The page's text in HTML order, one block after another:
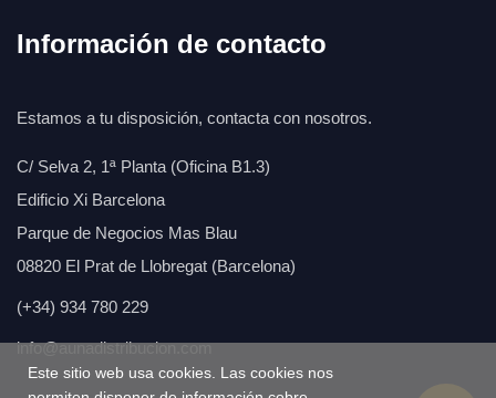
Información de contacto
Estamos a tu disposición, contacta con nosotros.
C/ Selva 2, 1ª Planta (Oficina B1.3)
Edificio Xi Barcelona
Parque de Negocios Mas Blau
08820 El Prat de Llobregat (Barcelona)
(+34) 934 780 229
info@aunadistribucion.com
Este sitio web usa cookies. Las cookies nos